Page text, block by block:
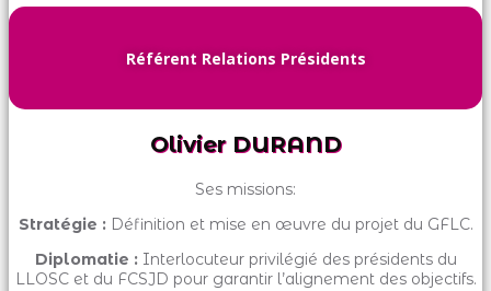
Référent Relations Présidents
Olivier DURAND
Ses missions:
Stratégie :Définition et mise en œuvre du projet du GFLC.
Diplomatie :Interlocuteur privilégié des présidents du
LLOSC et du FCSJD pour garantir l’alignement des objectifs.